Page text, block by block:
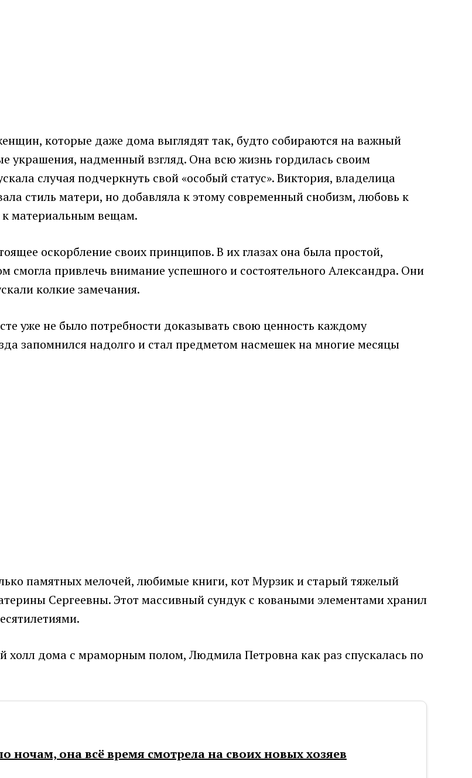
которые даже дома выглядят так, будто собираются на важный
украшения, надменный взгляд. Она всю жизнь гордилась своим
случая подчеркнуть свой «особый статус». Виктория, владелица
стиль матери, но добавляла к этому современный снобизм, любовь к
материальным вещам.
оскорбление своих принципов. В их глазах она была простой,
смогла привлечь внимание успешного и состоятельного Александра. Они
колкие замечания.
уже не было потребности доказывать свою ценность каждому
запомнился надолго и стал предметом насмешек на многие месяцы
памятных мелочей, любимые книги, кот Мурзик и старый тяжелый
Сергеевны. Этот массивный сундук с коваными элементами хранил
холл дома с мраморным полом, Людмила Петровна как раз спускалась по
ночам, она всё время смотрела на своих новых хозяев